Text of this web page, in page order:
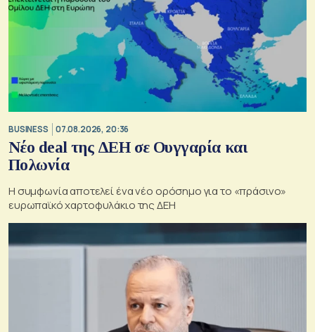
BUSINESS 07.08.2026, 20:36
Νέο deal της ΔΕΗ σε Ουγγαρία και
Πολωνία
Η συμφωνία αποτελεί ένα νέο ορόσημο για το «πράσινο»
ευρωπαϊκό χαρτοφυλάκιο της ΔΕΗ